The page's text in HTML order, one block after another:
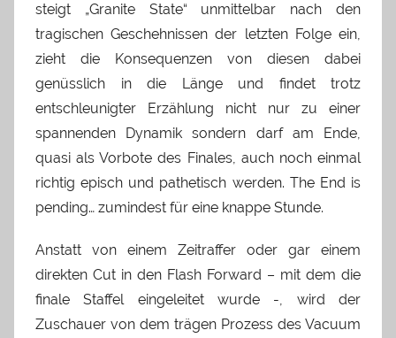
steigt „Granite State“ unmittelbar nach den
tragischen Geschehnissen der letzten Folge ein,
zieht die Konsequenzen von diesen dabei
genüsslich in die Länge und findet trotz
entschleunigter Erzählung nicht nur zu einer
spannenden Dynamik sondern darf am Ende,
quasi als Vorbote des Finales, auch noch einmal
richtig episch und pathetisch werden. The End is
pending… zumindest für eine knappe Stunde.
Anstatt von einem Zeitraffer oder gar einem
direkten Cut in den Flash Forward – mit dem die
finale Staffel eingeleitet wurde -, wird der
Zuschauer von dem trägen Prozess des Vacuum